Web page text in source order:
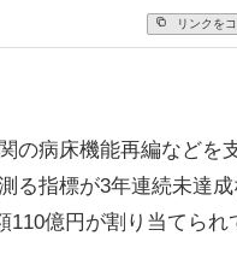
リンクを
の病床機能再編などを
る指標が3年連続未達
億円が割り当てられ